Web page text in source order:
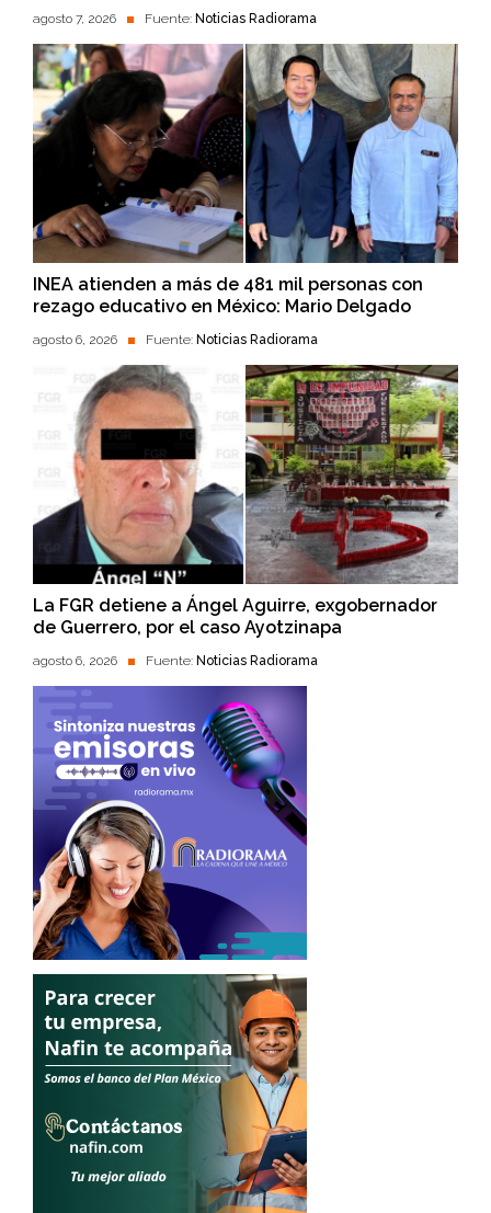
agosto 7, 2026 Fuente: Noticias Radiorama
INEA atienden a más de 481 mil personas con
rezago educativo en México: Mario Delgado
agosto 6, 2026 Fuente: Noticias Radiorama
La FGR detiene a Ángel Aguirre, exgobernador
de Guerrero, por el caso Ayotzinapa
agosto 6, 2026 Fuente: Noticias Radiorama